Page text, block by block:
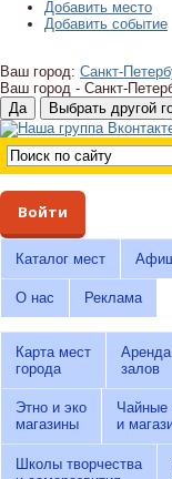
Добавить место
Добавить событие
Ваш город: Санкт-
Ваш город - Санкт-
Войти
Каталог мест
О нас Реклама
Карта мест
города
Аренда
залов
Этно и эко
магазины
Чайные
и
Школы творчества